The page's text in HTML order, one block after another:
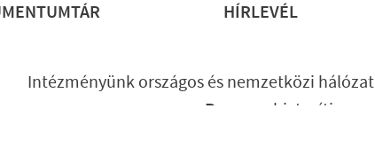
HÍRLEVÉL
Intézményünk országos és nemzetközi
Program
biztosítja.